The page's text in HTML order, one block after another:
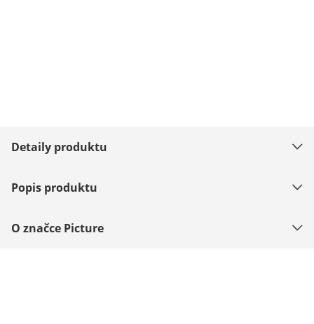
Detaily produktu
Popis produktu
O značce Picture